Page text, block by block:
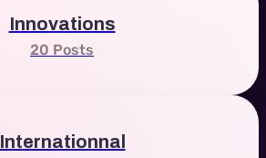
Innovations
20 Posts
Internationnal